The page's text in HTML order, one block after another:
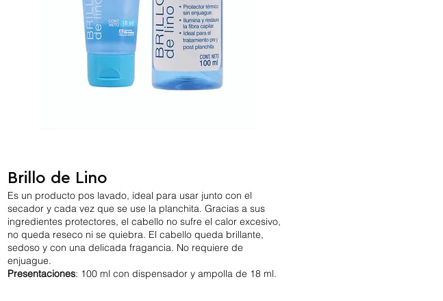
Brillo de Lino
Es un producto pos lavado, ideal para usar junto con el
secador y cada vez que se use la planchita. Gracias a sus
ingredientes protectores, el cabello no sufre el calor excesivo,
no queda reseco ni se quiebra. El cabello queda brillante,
sedoso y con una delicada fragancia. No requiere de
enjuague.
Presentaciones: 100 ml con dispensador y ampolla de 18 ml.